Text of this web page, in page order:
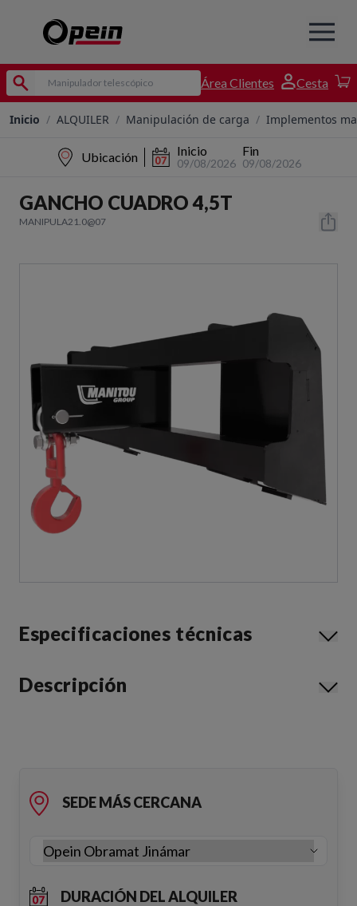
Área Clientes Cesta
Inicio / ALQUILER / Manipulación de carga / Implementos
Ubicación Inicio
09/08/2026
Fin
09/08/2026
GANCHO CUADRO 4,5T
MANIPULA21.0@07
Especificaciones técnicas
Descripción
SEDE MÁS CERCANA
DURACIÓN DEL ALQUILER